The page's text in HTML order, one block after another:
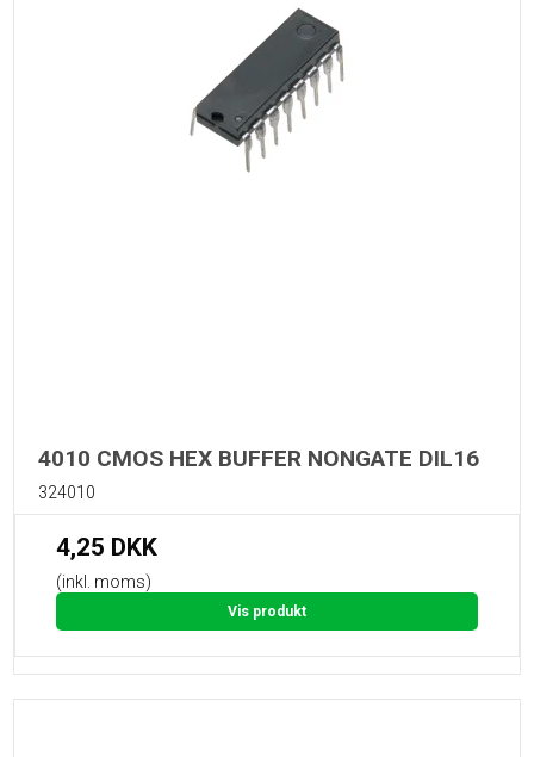
4010 CMOS HEX BUFFER NONGATE DIL16
324010
4,25 DKK
(inkl. moms)
Vis produkt